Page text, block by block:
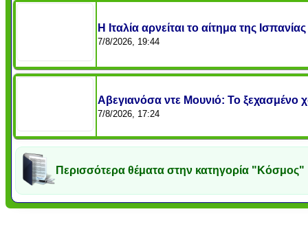
Η Ιταλία αρνείται το αίτημα της
7/8/2026, 19:44
Αβεγιανόσα ντε Μουνιό: Το ξεχασμένο
7/8/2026, 17:24
Περισσότερα θέματα στην κατηγορία "Κόσμος"